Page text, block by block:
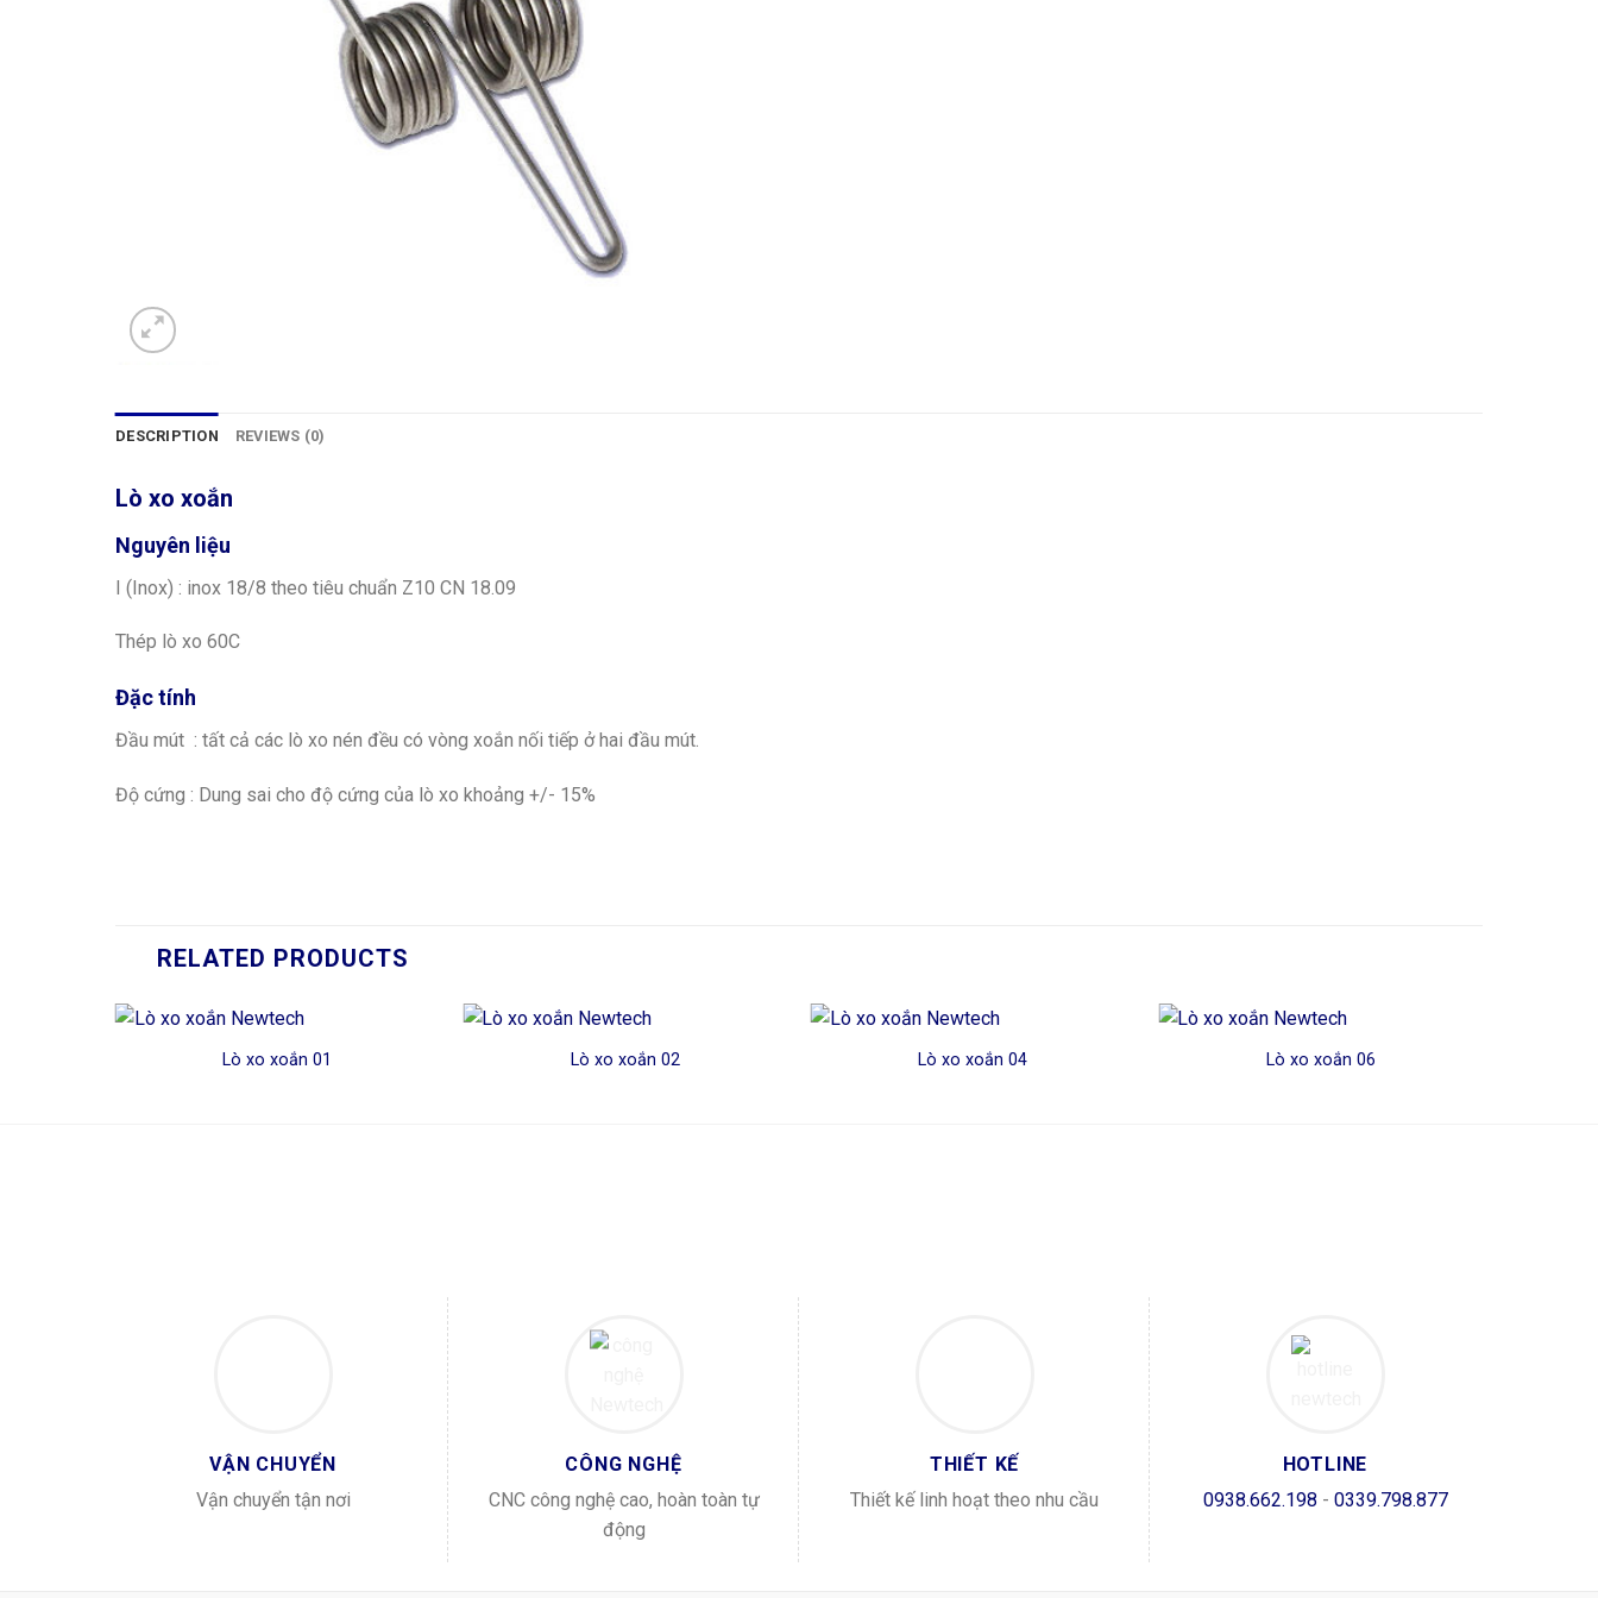
DESCRIPTION REVIEWS (0)
Lò xo xoắn
Nguyên liệu
I (Inox) : inox 18/8 theo tiêu chuẩn Z10 CN 18.09
Thép lò xo 60C
Đặc tính
Đầu mút : tất cả các lò xo nén đều có vòng xoắn nối tiếp ở hai đầu mút.
Độ cứng : Dung sai cho độ cứng của lò xo khoảng +/- 15%
RELATED PRODUCTS
Lò xo xoắn 01 Lò xo xoắn 02 Lò xo xoắn 04 Lò xo xoắn 06
VẬN CHUYỂN
Vận chuyển tận nơi
CÔNG NGHỆ
CNC công nghệ cao, hoàn toàn tự
động
THIẾT KẾ
Thiết kế linh hoạt theo nhu cầu
HOTLINE
0938.662.198 - 0339.798.877